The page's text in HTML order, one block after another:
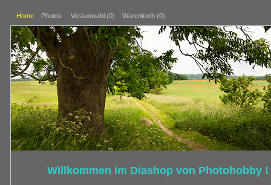
Home Photos Vorauswahl (0) Warenkorb (0)
Willkommen im Diashop von Photohobby !